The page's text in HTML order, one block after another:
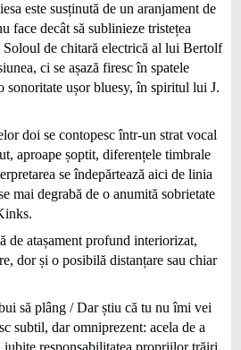
este susținută de un aranjament de
face decât să sublinieze tristețea
de chitară electrică al lui Bertolf
ci se așază firesc în spatele
sonoritate ușor bluesy, în spiritul lui J.
doi se contopesc într-un strat vocal
aproape șoptit, diferențele timbrale
se îndepărtează aici de linia
mai degrabă de o anumită sobrietate
de atașament profund interiorizat,
dor și o posibilă distanțare sau chiar
să plâng / Dar știu că tu nu îmi vei
subtil, dar omniprezent: acela de a
iubite responsabilitatea propriilor trăiri.